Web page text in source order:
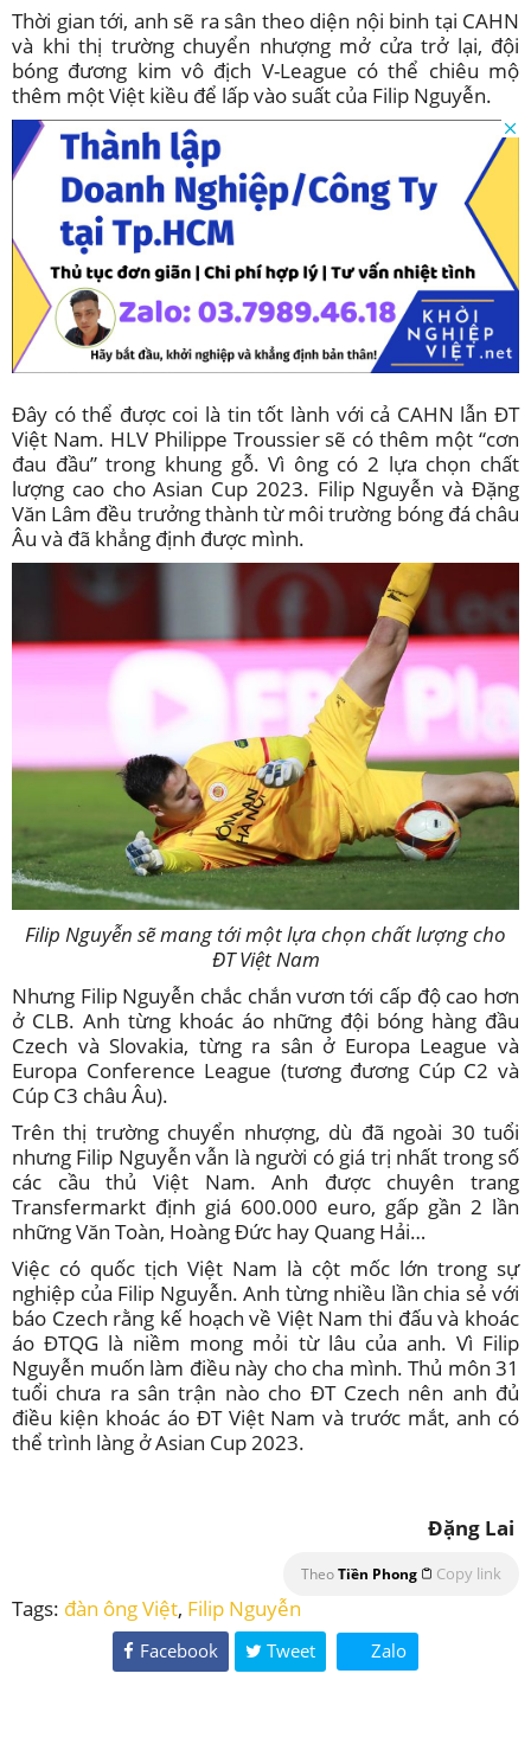
Thời gian tới, anh sẽ ra sân theo diện nội binh tại CAHN
và khi thị trường chuyển nhượng mở cửa trở lại, đội
bóng đương kim vô địch V-League có thể chiêu mộ
thêm một Việt kiều để lấp vào suất của Filip Nguyễn.
Đây có thể được coi là tin tốt lành với cả CAHN lẫn ĐT
Việt Nam. HLV Philippe Troussier sẽ có thêm một “cơn
đau đầu” trong khung gỗ. Vì ông có 2 lựa chọn chất
lượng cao cho Asian Cup 2023. Filip Nguyễn và Đặng
Văn Lâm đều trưởng thành từ môi trường bóng đá châu
Âu và đã khẳng định được mình.
Filip Nguyễn sẽ mang tới một lựa chọn chất lượng cho
ĐT Việt Nam
Nhưng Filip Nguyễn chắc chắn vươn tới cấp độ cao hơn
ở CLB. Anh từng khoác áo những đội bóng hàng đầu
Czech và Slovakia, từng ra sân ở Europa League và
Europa Conference League (tương đương Cúp C2 và
Cúp C3 châu Âu).
Trên thị trường chuyển nhượng, dù đã ngoài 30 tuổi
nhưng Filip Nguyễn vẫn là người có giá trị nhất trong số
các cầu thủ Việt Nam. Anh được chuyên trang
Transfermarkt định giá 600.000 euro, gấp gần 2 lần
những Văn Toàn, Hoàng Đức hay Quang Hải…
Việc có quốc tịch Việt Nam là cột mốc lớn trong sự
nghiệp của Filip Nguyễn. Anh từng nhiều lần chia sẻ với
báo Czech rằng kế hoạch về Việt Nam thi đấu và khoác
áo ĐTQG là niềm mong mỏi từ lâu của anh. Vì Filip
Nguyễn muốn làm điều này cho cha mình. Thủ môn 31
tuổi chưa ra sân trận nào cho ĐT Czech nên anh đủ
điều kiện khoác áo ĐT Việt Nam và trước mắt, anh có
thể trình làng ở Asian Cup 2023.
Đặng Lai
TheoTiền Phong Copy link
Tags: đàn ông Việt, Filip Nguyễn
Facebook Tweet Zalo